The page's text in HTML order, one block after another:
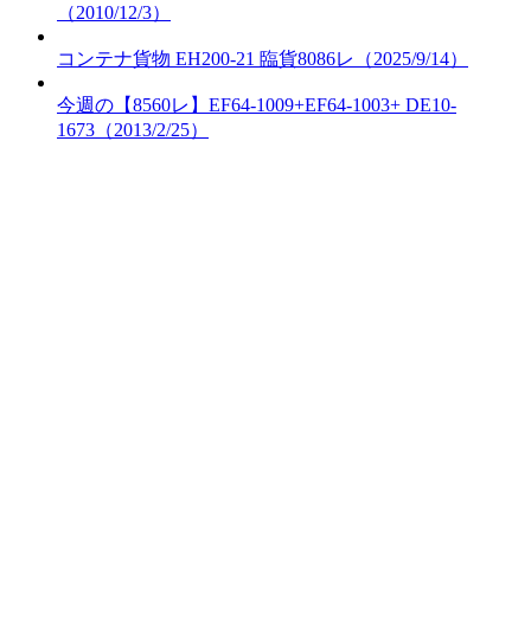
（2010/12/3）
コンテナ貨物 EH200-21 臨貨8086レ（2025/9/14）
今週の【8560レ】EF64-1009+EF64-1003+ DE10-
1673（2013/2/25）